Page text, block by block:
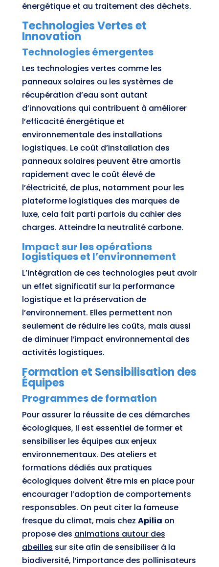
énergétique et au traitement des déchets.
Technologies Vertes et
Innovation
Technologies émergentes
Les technologies vertes comme les
panneaux solaires ou les systèmes de
récupération d’eau sont autant
d’innovations qui contribuent à améliorer
l’efficacité énergétique et
environnementale des installations
logistiques. Le coût d’installation des
panneaux solaires peuvent être amortis
rapidement avec le coût élevé de
l’électricité, de plus, notamment pour les
plateforme logistiques des marques de
luxe, cela fait parti parfois du cahier des
charges. Atteindre la neutralité carbone.
Impact sur les opérations
logistiques et l’environnement
L’intégration de ces technologies peut avoir
un effet significatif sur la performance
logistique et la préservation de
l’environnement. Elles permettent non
seulement de réduire les coûts, mais aussi
de diminuer l’impact environnemental des
activités logistiques.
Formation et Sensibilisation des
Équipes
Programmes de formation
Pour assurer la réussite de ces démarches
écologiques, il est essentiel de former et
sensibiliser les équipes aux enjeux
environnementaux. Des ateliers et
formations dédiés aux pratiques
écologiques doivent être mis en place pour
encourager l’adoption de comportements
responsables. On peut citer la fameuse
fresque du climat, mais chez Apilia on
propose des animations autour des
abeilles sur site afin de sensibiliser à la
biodiversité, l’importance des pollinisateurs